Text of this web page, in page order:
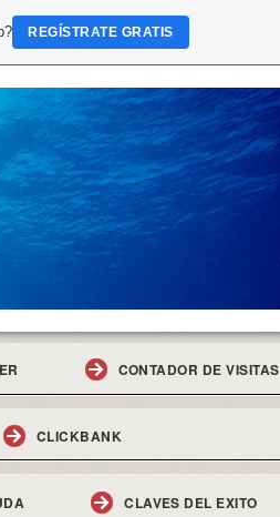
CONTADOR DE VISITAS
CLICKBANK
CLAVES DEL EXITO
REGÍSTRATE GRATIS